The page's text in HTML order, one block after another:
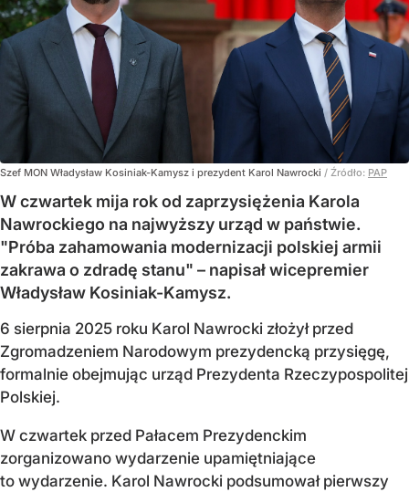
Szef MON Władysław Kosiniak-Kamysz i prezydent Karol Nawrocki / Źródło: PAP
W czwartek mija rok od zaprzysiężenia Karola
Nawrockiego na najwyższy urząd w państwie.
"Próba zahamowania modernizacji polskiej armii
zakrawa o zdradę stanu" – napisał wicepremier
Władysław Kosiniak-Kamysz.
6 sierpnia 2025 roku Karol Nawrocki złożył przed
Zgromadzeniem Narodowym prezydencką przysięgę,
formalnie obejmując urząd Prezydenta Rzeczypospolitej
Polskiej.
W czwartek przed Pałacem Prezydenckim
zorganizowano wydarzenie upamiętniające
to wydarzenie. Karol Nawrocki podsumował pierwszy